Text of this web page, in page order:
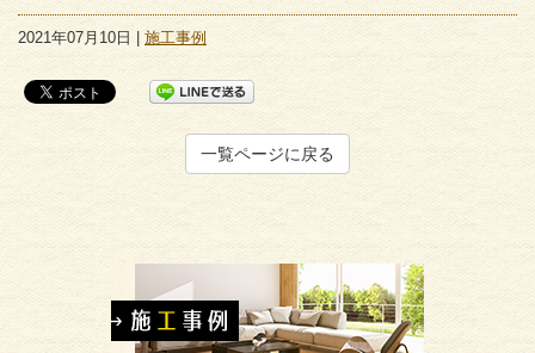
2021年07月10日 | 施工事例
一覧ページに戻る